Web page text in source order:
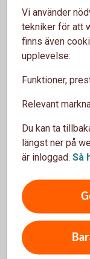
Hjälp
Vill du samla
överblick? Vi
men hjälper
Vi använder
tekniker för att
finns även
upplevelse:
Funktioner,
Relevant
Du kan ta
längst ner på
är inloggad. Så